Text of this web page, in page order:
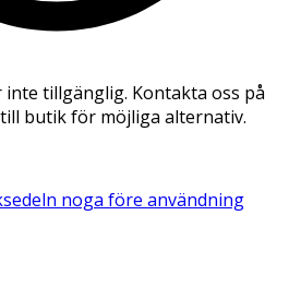
tillgänglig. Kontakta oss på
butik för möjliga alternativ.
noga före användning